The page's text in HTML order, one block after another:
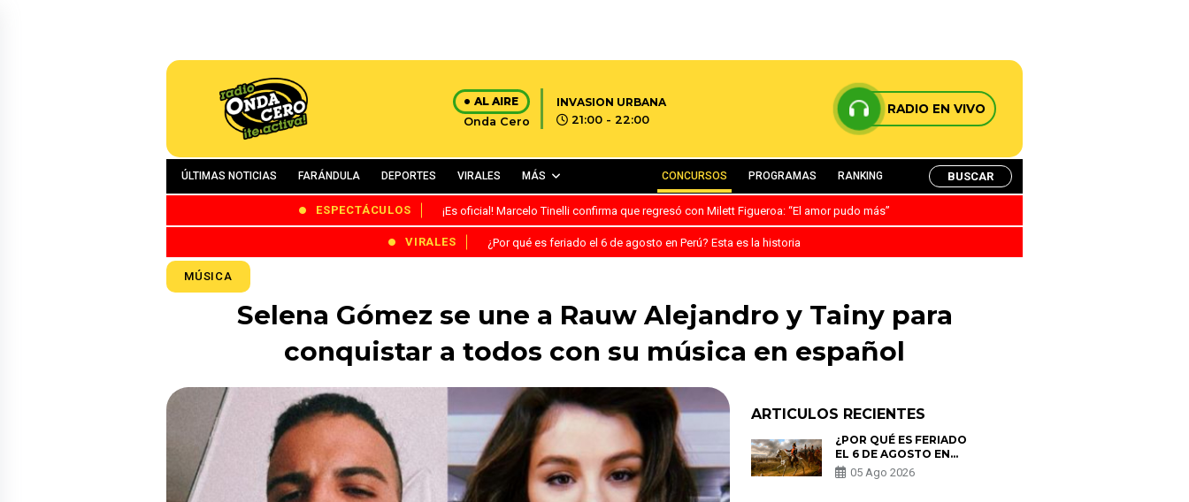
AL AIRE
Onda Cero
INVASION URBANA
21:00 - 22:00
RADIO EN VIVO
ÚLTIMAS NOTICIAS FARÁNDULA DEPORTES VIRALES MÁS CONCURSOS PROGRAMAS RANKING BUSCAR
ESPECTÁCULOS ¡Es oficial! Marcelo Tinelli confirma que regresó con Milett Figueroa: “El amor pudo más”
VIRALES ¿Por qué es feriado el 6 de agosto en Perú? Esta es la historia
MÚSICA
Selena Gómez se une a Rauw Alejandro y Tainy para
conquistar a todos con su música en español
ARTICULOS RECIENTES
¿POR QUÉ ES FERIADO
EL 6 DE AGOSTO EN
PERÚ? ESTA ES LA
HISTORIA
05 Ago 2026